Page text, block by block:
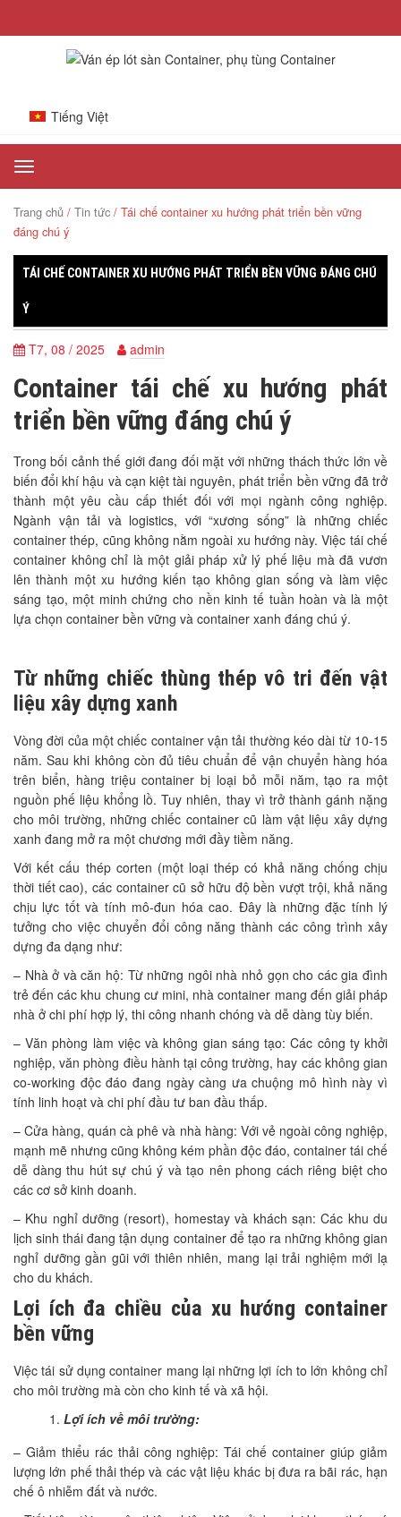
Tiếng Việt
Toggle
navigation
Trang chủ / Tin tức / Tái chế container xu hướng phát triển bền vững
đáng chú ý
TÁI CHẾ CONTAINER XU HƯỚNG PHÁT TRIỂN BỀN VỮNG ĐÁNG CHÚ
Ý
T7, 08 / 2025 admin
Container tái chế xu hướng phát
triển bền vững đáng chú ý
Trong bối cảnh thế giới đang đối mặt với những thách thức lớn về
biến đổi khí hậu và cạn kiệt tài nguyên, phát triển bền vững đã trở
thành một yêu cầu cấp thiết đối với mọi ngành công nghiệp.
Ngành vận tải và logistics, với “xương sống” là những chiếc
container thép, cũng không nằm ngoài xu hướng này. Việc tái chế
container không chỉ là một giải pháp xử lý phế liệu mà đã vươn
lên thành một xu hướng kiến tạo không gian sống và làm việc
sáng tạo, một minh chứng cho nền kinh tế tuần hoàn và là một
lựa chọn container bền vững và container xanh đáng chú ý.
Từ những chiếc thùng thép vô tri đến vật
liệu xây dựng xanh
Vòng đời của một chiếc container vận tải thường kéo dài từ 10-15
năm. Sau khi không còn đủ tiêu chuẩn để vận chuyển hàng hóa
trên biển, hàng triệu container bị loại bỏ mỗi năm, tạo ra một
nguồn phế liệu khổng lồ. Tuy nhiên, thay vì trở thành gánh nặng
cho môi trường, những chiếc container cũ làm vật liệu xây dựng
xanh đang mở ra một chương mới đầy tiềm năng.
Với kết cấu thép corten (một loại thép có khả năng chống chịu
thời tiết cao), các container cũ sở hữu độ bền vượt trội, khả năng
chịu lực tốt và tính mô-đun hóa cao. Đây là những đặc tính lý
tưởng cho việc chuyển đổi công năng thành các công trình xây
dựng đa dạng như:
– Nhà ở và căn hộ: Từ những ngôi nhà nhỏ gọn cho các gia đình
trẻ đến các khu chung cư mini, nhà container mang đến giải pháp
nhà ở chi phí hợp lý, thi công nhanh chóng và dễ dàng tùy biến.
– Văn phòng làm việc và không gian sáng tạo: Các công ty khởi
nghiệp, văn phòng điều hành tại công trường, hay các không gian
co-working độc đáo đang ngày càng ưa chuộng mô hình này vì
tính linh hoạt và chi phí đầu tư ban đầu thấp.
– Cửa hàng, quán cà phê và nhà hàng: Với vẻ ngoài công nghiệp,
mạnh mẽ nhưng cũng không kém phần độc đáo, container tái chế
dễ dàng thu hút sự chú ý và tạo nên phong cách riêng biệt cho
các cơ sở kinh doanh.
– Khu nghỉ dưỡng (resort), homestay và khách sạn: Các khu du
lịch sinh thái đang tận dụng container để tạo ra những không gian
nghỉ dưỡng gần gũi với thiên nhiên, mang lại trải nghiệm mới lạ
cho du khách.
Lợi ích đa chiều của xu hướng container
bền vững
Việc tái sử dụng container mang lại những lợi ích to lớn không chỉ
cho môi trường mà còn cho kinh tế và xã hội.
Lợi ích về môi trường:
– Giảm thiểu rác thải công nghiệp: Tái chế container giúp giảm
lượng lớn phế thải thép và các vật liệu khác bị đưa ra bãi rác, hạn
chế ô nhiễm đất và nước.